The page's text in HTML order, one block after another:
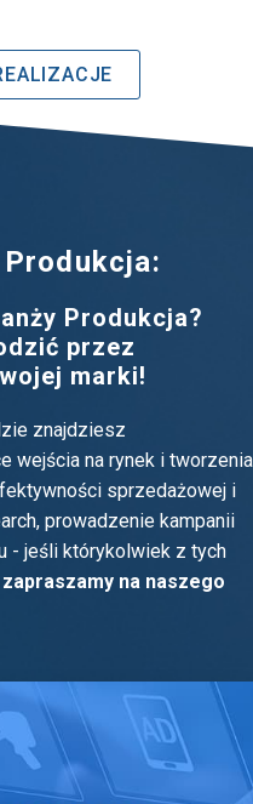
Produkcja?
przez
marki!
znajdziesz
wejścia na rynek i tworzenia
sprzedażowej i
prowadzenie kampanii
- jeśli którykolwiek z tych
zapraszamy na naszego